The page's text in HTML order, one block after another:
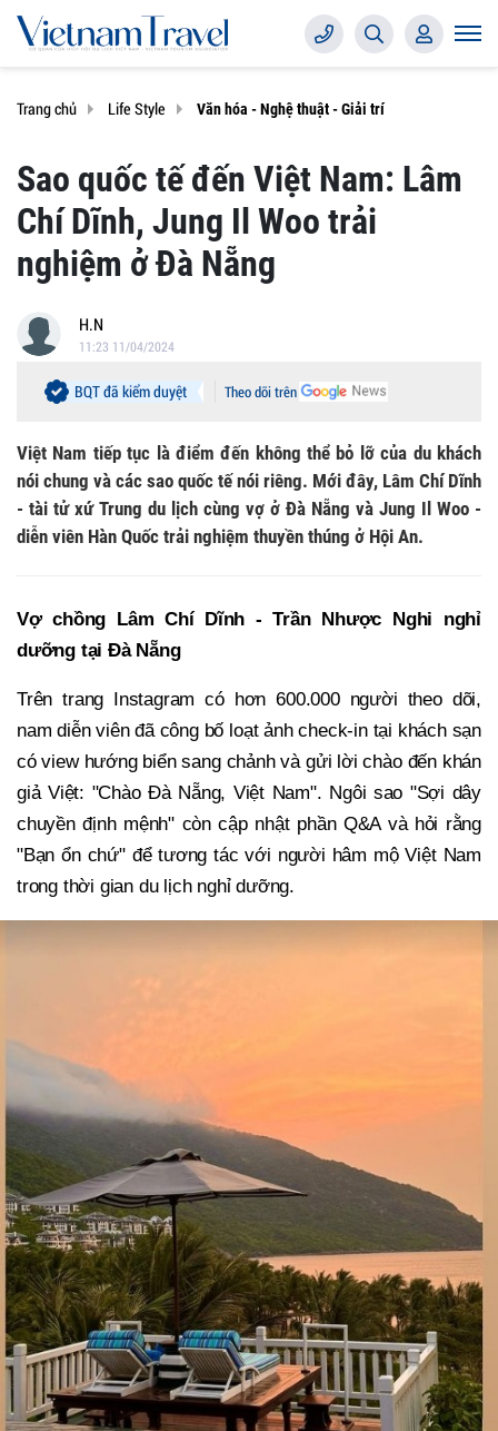
Trang chủ Life Style Văn hóa - Nghệ thuật - Giải trí
Sao quốc tế đến Việt Nam: Lâm
Chí Dĩnh, Jung Il Woo trải
nghiệm ở Đà Nẵng
H.N
11:23 11/04/2024
Theo dõi trên
BQT đã kiểm duyệt
Việt Nam tiếp tục là điểm đến không thể bỏ lỡ của du khách
nói chung và các sao quốc tế nói riêng. Mới đây, Lâm Chí Dĩnh
- tài tử xứ Trung du lịch cùng vợ ở Đà Nẵng và Jung Il Woo -
diễn viên Hàn Quốc trải nghiệm thuyền thúng ở Hội An.
Vợ chồng Lâm Chí Dĩnh - Trần Nhược Nghi nghỉ
dưỡng tại Đà Nẵng
Trên trang Instagram có hơn 600.000 người theo dõi,
nam diễn viên đã công bố loạt ảnh check-in tại khách sạn
có view hướng biển sang chảnh và gửi lời chào đến khán
giả Việt: "Chào Đà Nẵng, Việt Nam". Ngôi sao "Sợi dây
chuyền định mệnh" còn cập nhật phần Q&A và hỏi rằng
"Bạn ổn chứ" để tương tác với người hâm mộ Việt Nam
trong thời gian du lịch nghỉ dưỡng.